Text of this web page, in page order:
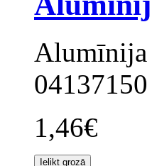
Alumīnija
1,46€